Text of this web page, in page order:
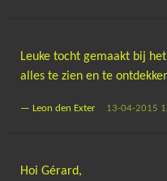
Leuke tocht gemaakt bij
alles te zien en te
— Leon den Exter 13-04-2015
Hoi Gérard,